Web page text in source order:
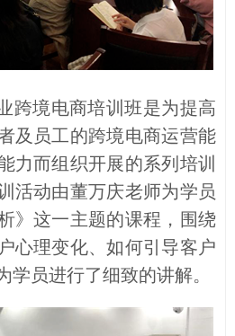
跨境电商培训班是为提高
及员工的跨境电商运营能
力而组织开展的系列培训
活动由董万庆老师为学员
》这一主题的课程，围绕
心理变化、如何引导客户
学员进行了细致的讲解。